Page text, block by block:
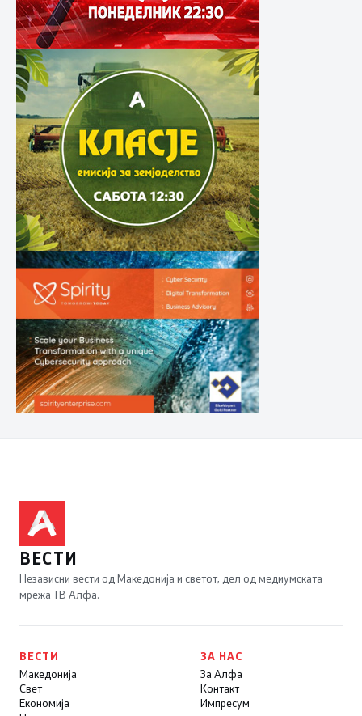
ВЕСТИ
Независни вести од Македонија и светот, дел од медиумската
мрежа ТВ Алфа.
ВЕСТИ
Македонија
Свет
Економија
ЗА НАС
За Алфа
Контакт
Импресум